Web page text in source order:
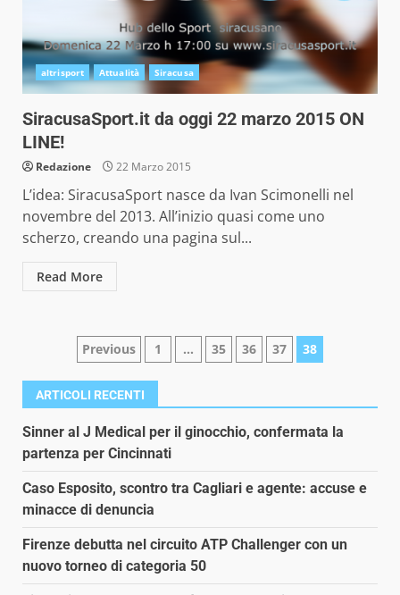
altrisport Attualità Siracusa
SiracusaSport.it da oggi 22 marzo 2015 ON
LINE!
Redazione 22 Marzo 2015
L’idea: SiracusaSport nasce da Ivan Scimonelli nel
novembre del 2013. All’inizio quasi come uno
scherzo, creando una pagina sul...
Read More
Paginazione
degli
articoli
Previous 1 … 35 36 37 38
ARTICOLI RECENTI
Sinner al J Medical per il ginocchio, confermata la
partenza per Cincinnati
Caso Esposito, scontro tra Cagliari e agente: accuse e
minacce di denuncia
Firenze debutta nel circuito ATP Challenger con un
nuovo torneo di categoria 50